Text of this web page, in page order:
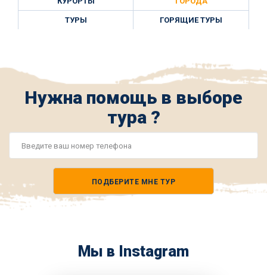
ТУРЫ ГОРЯЩИЕ ТУРЫ
Нужна помощь в выборе
тура ?
ПОДБЕРИТЕ МНЕ ТУР
Мы в Instagram